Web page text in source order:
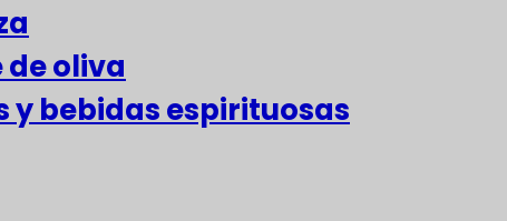
de oliva
y bebidas espirituosas